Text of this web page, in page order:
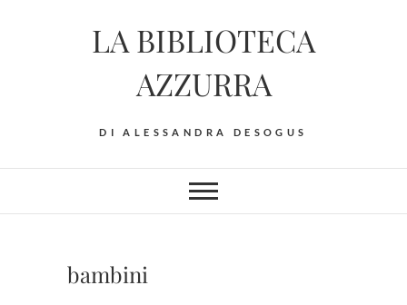
LA BIBLIOTECA
AZZURRA
DI ALESSANDRA DESOGUS
bambini